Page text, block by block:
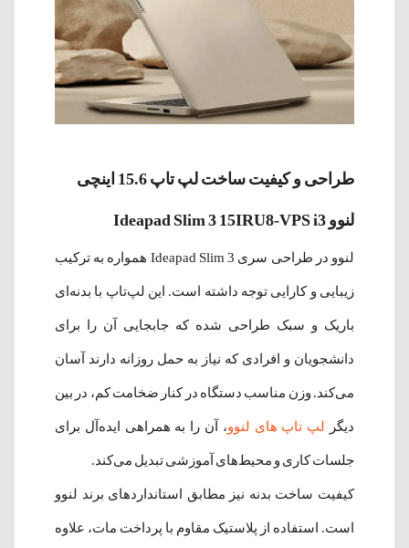
طراحی و کیفیت ساخت لپ‌ تاپ 15.6 اینچی
لنوو Ideapad Slim 3 15IRU8-VPS i3
لنوو در طراحی سری Ideapad Slim 3 همواره به ترکیب
زیبایی و کارایی توجه داشته است. این لپ‌تاپ با بدنه‌ای
باریک و سبک طراحی شده که جابجایی آن را برای
دانشجویان و افرادی که نیاز به حمل روزانه دارند آسان
می‌کند. وزن مناسب دستگاه در کنار ضخامت کم، در بین
دیگر لپ تاپ های لنوو، آن را به همراهی ایده‌آل برای
جلسات کاری و محیط‌های آموزشی تبدیل می‌کند.
کیفیت ساخت بدنه نیز مطابق استانداردهای برند لنوو
است. استفاده از پلاستیک مقاوم با پرداخت مات، علاوه